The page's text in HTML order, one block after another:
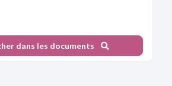
social
de l'actif net
statutaire(s)
dans les documents